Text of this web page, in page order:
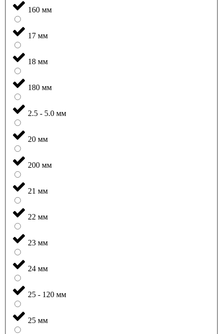
160 мм
17 мм
18 мм
180 мм
2.5 - 5.0 мм
20 мм
200 мм
21 мм
22 мм
23 мм
24 мм
25 - 120 мм
25 мм